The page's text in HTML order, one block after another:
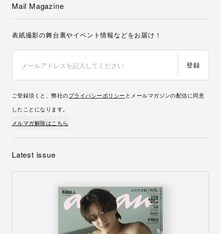
Mail Magazine
表紙撮影の舞台裏やイベント情報などをお届け！
登録
ご登録頂くと、弊社のプライバシーポリシー とメールマガジンの配信に同意
したことになります。
メルマガ解除はこちら
Latest issue